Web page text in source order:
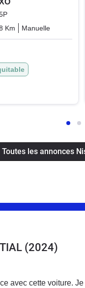
Km Manuelle
Toutes les annonces
(2024)
avec cette voiture. Je